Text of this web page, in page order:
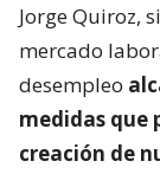
Jorge Quiroz,
mercado
desempleo
medidas que
creación de